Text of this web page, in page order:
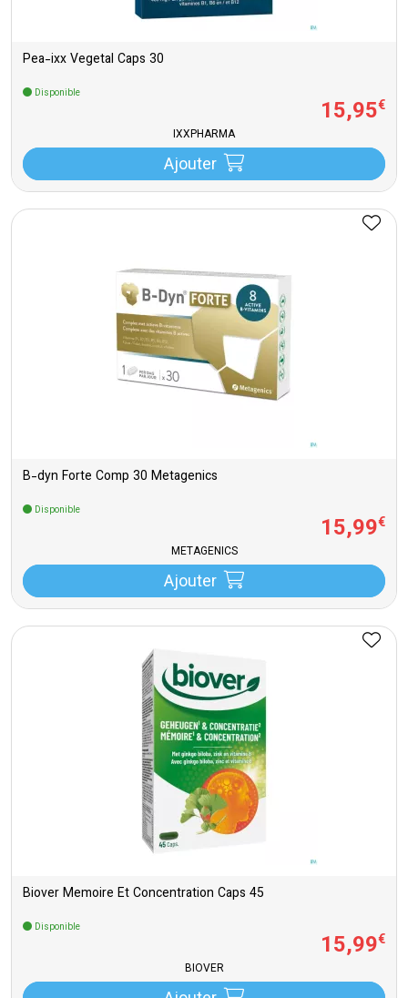
Pea-ixx Vegetal Caps 30
Disponible
15,95€
IXXPHARMA
Ajouter
B-dyn Forte Comp 30 Metagenics
Disponible
15,99€
METAGENICS
Ajouter
Biover Memoire Et Concentration Caps 45
Disponible
15,99€
BIOVER